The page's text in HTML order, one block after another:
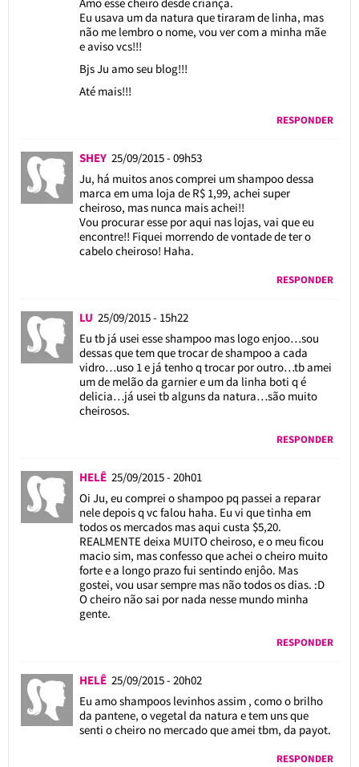
Eu usava um da natura que tiraram de linha, mas
não me lembro o nome, vou ver com a minha mãe
e aviso vcs!!!
Bjs Ju amo seu blog!!!
Até mais!!!
RESPONDER
SHEY 25/09/2015 - 09h53
Ju, há muitos anos comprei um shampoo dessa
marca em uma loja de R$ 1,99, achei super
cheiroso, mas nunca mais achei!!
Vou procurar esse por aqui nas lojas, vai que eu
encontre!! Fiquei morrendo de vontade de ter o
cabelo cheiroso! Haha.
RESPONDER
LU 25/09/2015 - 15h22
Eu tb já usei esse shampoo mas logo enjoo…sou
dessas que tem que trocar de shampoo a cada
vidro…uso 1 e já tenho q trocar por outro…tb amei
um de melão da garnier e um da linha boti q é
delicia…já usei tb alguns da natura…são muito
cheirosos.
RESPONDER
HELÊ 25/09/2015 - 20h01
Oi Ju, eu comprei o shampoo pq passei a reparar
nele depois q vc falou haha. Eu vi que tinha em
todos os mercados mas aqui custa $5,20.
REALMENTE deixa MUITO cheiroso, e o meu ficou
macio sim, mas confesso que achei o cheiro muito
forte e a longo prazo fui sentindo enjôo. Mas
gostei, vou usar sempre mas não todos os dias. :D
O cheiro não sai por nada nesse mundo minha
gente.
RESPONDER
HELÊ 25/09/2015 - 20h02
Eu amo shampoos levinhos assim , como o brilho
da pantene, o vegetal da natura e tem uns que
senti o cheiro no mercado que amei tbm, da payot.
RESPONDER